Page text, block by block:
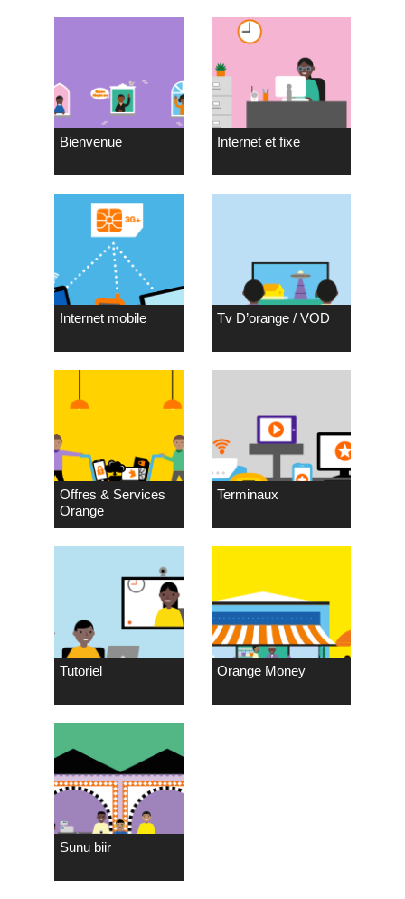
Bienvenue Internet et fixe
Internet mobile Tv D’orange / VOD
Offres & Services
Orange
Terminaux
Tutoriel Orange Money
Sunu biir